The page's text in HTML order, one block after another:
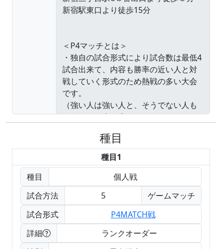
種目
種目1
種目
個人戦
試合方法
5
ゲームマッチ
試合形式
P4MATCH戦
詳細
ランクオーダー